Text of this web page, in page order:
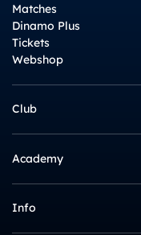
Matches
Dinamo Plus
Tickets
Webshop
Club
Academy
Info